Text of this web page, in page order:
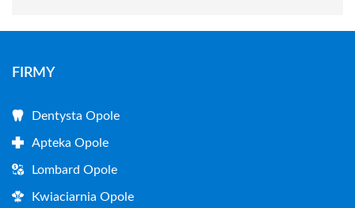
FIRMY
Dentysta Opole
Apteka Opole
Lombard Opole
Kwiaciarnia Opole